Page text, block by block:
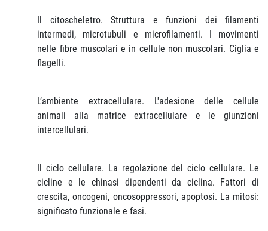
Il citoscheletro. Struttura e funzioni dei filamenti
intermedi, microtubuli e microfilamenti. I movimenti
nelle fibre muscolari e in cellule non muscolari. Ciglia e
flagelli.
L’ambiente extracellulare. L'adesione delle cellule
animali alla matrice extracellulare e le giunzioni
intercellulari.
Il ciclo cellulare. La regolazione del ciclo cellulare. Le
cicline e le chinasi dipendenti da ciclina. Fattori di
crescita, oncogeni, oncosoppressori, apoptosi. La mitosi:
significato funzionale e fasi.